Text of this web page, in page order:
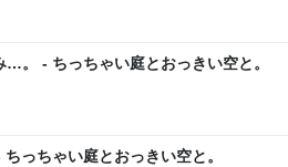
。 - ちっちゃい庭とおっきい空と。
っちゃい庭とおっきい空と。